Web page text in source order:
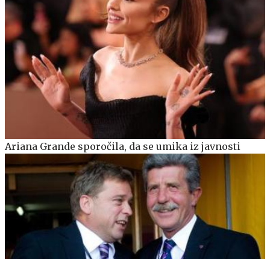
Ariana Grande sporočila, da se umika iz javnosti